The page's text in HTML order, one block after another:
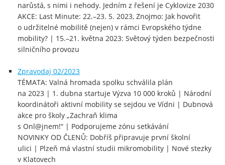
narůstá, s nimi i nehody. Jedním z řešení je Cyklovize 2030
AKCE: Last Minute: 22.–23. 5. 2023, Znojmo: Jak hovořit
o udržitelné mobilitě (nejen) v rámci Evropského týdne
mobility? | 15.–21. května 2023: Světový týden bezpečnosti
silničního provozu
Zpravodaj 02/2023
TÉMATA: Valná hromada spolku schválila plán
na 2023 | 1. dubna startuje Výzva 10 000 kroků | Národní
koordinátoři aktivní mobility se sejdou ve Vídni | Dubnová
akce pro školy „Zachraň klima
s Onl@jnem!“ | Podporujeme zónu setkávání
NOVINKY OD ČLENŮ: Dobříš připravuje první školní
ulici | Plzeň má vlastní studii mikromobility | Nové stezky
v Klatovech